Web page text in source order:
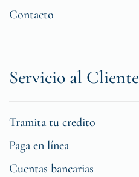
Contacto
Servicio al Cliente
Tramita tu credito
Paga en línea
Cuentas bancarias